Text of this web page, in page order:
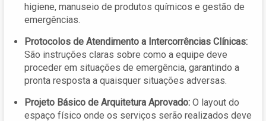
higiene, manuseio de produtos químicos e gestão de
emergências.
Protocolos de Atendimento a Intercorrências Clínicas:
São instruções claras sobre como a equipe deve
proceder em situações de emergência, garantindo a
pronta resposta a quaisquer situações adversas.
Projeto Básico de Arquitetura Aprovado: O layout do
espaço físico onde os serviços serão realizados deve